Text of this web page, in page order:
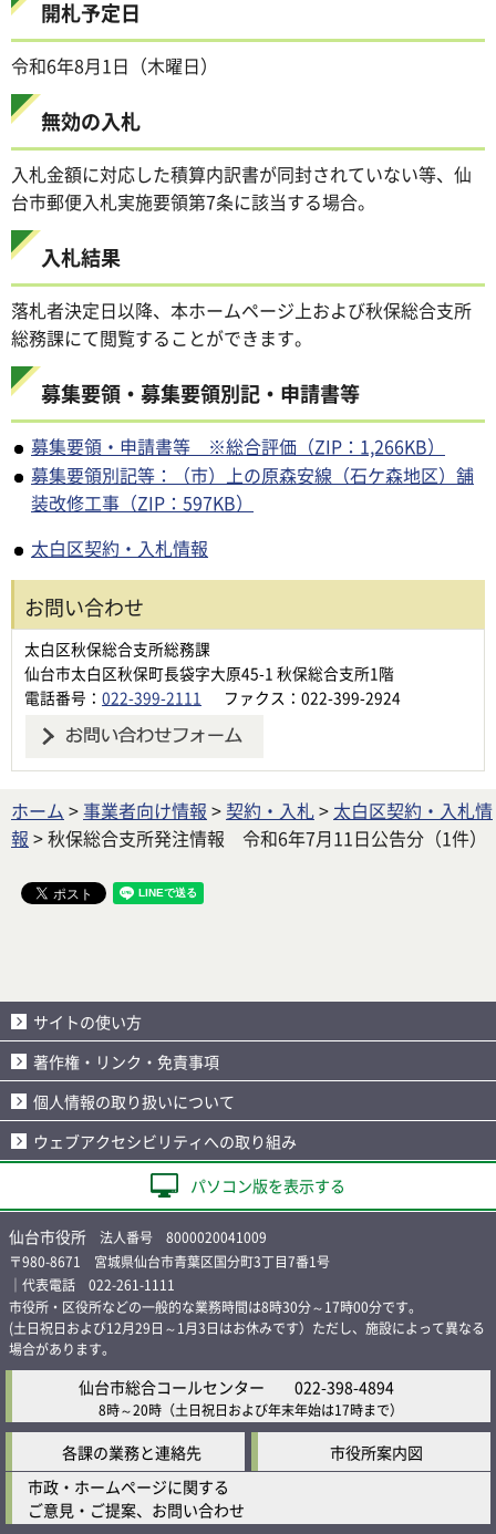
開札予定日
令和6年8月1日（木曜日）
無効の入札
入札金額に対応した積算内訳書が同封されていない等、仙
台市郵便入札実施要領第7条に該当する場合。
入札結果
落札者決定日以降、本ホームページ上および秋保総合支所
総務課にて閲覧することができます。
募集要領・募集要領別記・申請書等
募集要領・申請書等 ※総合評価（ZIP：1,266KB）
募集要領別記等：（市）上の原森安線（石ケ森地区）舗
装改修工事（ZIP：597KB）
太白区契約・入札情報
お問い合わせ
太白区秋保総合支所総務課
仙台市太白区秋保町長袋字大原45-1 秋保総合支所1階
電話番号： 022-399-2111 ファクス：022-399-2924
ホーム >事業者向け情報 > 契約・入札> 太白区契約・入札情
報 > 秋保総合支所発注情報 令和6年7月11日公告分（1件）
サイトの使い方
著作権・リンク・免責事項
個人情報の取り扱いについて
ウェブアクセシビリティへの取り組み
パソコン版を表示する
仙台市役所 法人番号 8000020041009
〒980-8671 宮城県仙台市青葉区国分町3丁目7番1号
｜代表電話 022-261-1111
市役所・区役所などの一般的な業務時間は8時30分～17時00分です。
(土日祝日および12月29日～1月3日はお休みです）ただし、施設によって異なる
場合があります。
仙台市総合コールセンター 022-398-4894
8時～20時 （土日祝日および年末年始は17時まで）
各課の業務と連絡先
市役所案内図
市政・ホームページに関する
ご意見・ご提案、お問い合わせ